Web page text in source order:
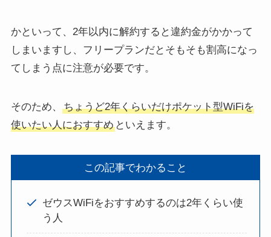
かといって、2年以内に解約すると違約金がかかって
しまいますし、フリープランだとそもそも割高になっ
てしまう点に注意が必要です。
そのため、
ちょうど2年くらいだけポケット型WiFiを
使いたい人におすすめといえます。
この記事でわかること
ゼウスWiFiをおすすめするのは2年くらい使
う人